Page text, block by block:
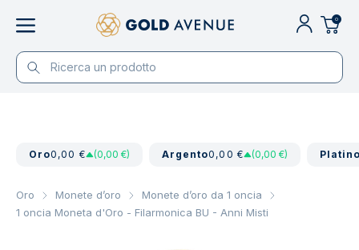
0
Oro0,00 € (0,00 €) Argento0,00 € (0,00 €)
Oro Monete d’oro
Monete d’oro da 1 oncia
1 oncia Moneta d'Oro - Filarmonica BU - Anni Misti